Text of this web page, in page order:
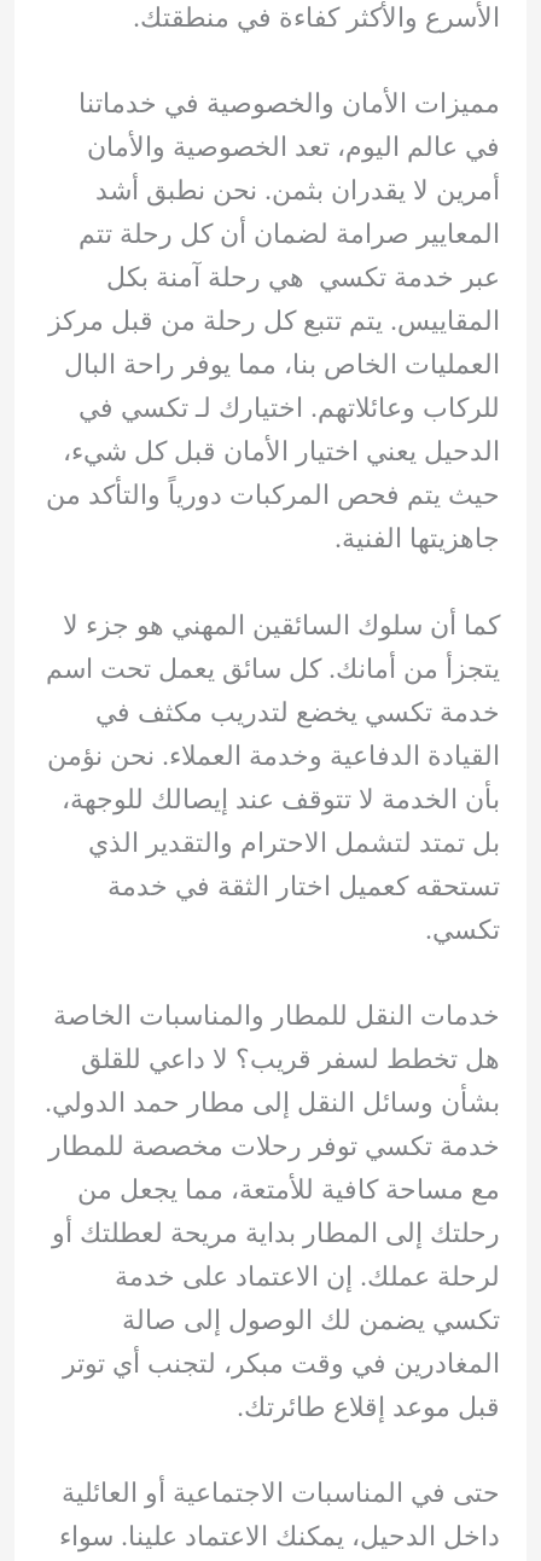
الأسرع والأكثر كفاءة في منطقتك.
مميزات الأمان والخصوصية في خدماتنا
في عالم اليوم، تعد الخصوصية والأمان
أمرين لا يقدران بثمن. نحن نطبق أشد
المعايير صرامة لضمان أن كل رحلة تتم
عبر خدمة تكسي هي رحلة آمنة بكل
المقاييس. يتم تتبع كل رحلة من قبل مركز
العمليات الخاص بنا، مما يوفر راحة البال
للركاب وعائلاتهم. اختيارك لـ تكسي في
الدحيل يعني اختيار الأمان قبل كل شيء،
حيث يتم فحص المركبات دورياً والتأكد من
جاهزيتها الفنية.
كما أن سلوك السائقين المهني هو جزء لا
يتجزأ من أمانك. كل سائق يعمل تحت اسم
خدمة تكسي يخضع لتدريب مكثف في
القيادة الدفاعية وخدمة العملاء. نحن نؤمن
بأن الخدمة لا تتوقف عند إيصالك للوجهة،
بل تمتد لتشمل الاحترام والتقدير الذي
تستحقه كعميل اختار الثقة في خدمة
تكسي.
خدمات النقل للمطار والمناسبات الخاصة
هل تخطط لسفر قريب؟ لا داعي للقلق
بشأن وسائل النقل إلى مطار حمد الدولي.
خدمة تكسي توفر رحلات مخصصة للمطار
مع مساحة كافية للأمتعة، مما يجعل من
رحلتك إلى المطار بداية مريحة لعطلتك أو
لرحلة عملك. إن الاعتماد على خدمة
تكسي يضمن لك الوصول إلى صالة
المغادرين في وقت مبكر، لتجنب أي توتر
قبل موعد إقلاع طائرتك.
حتى في المناسبات الاجتماعية أو العائلية
داخل الدحيل، يمكنك الاعتماد علينا. سواء